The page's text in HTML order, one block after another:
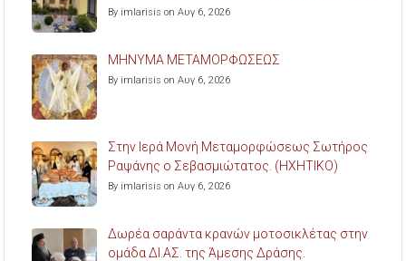
By imlarisis on Αυγ 6, 2026
ΜΗΝΥΜΑ ΜΕΤΑΜΟΡΦΩΣΕΩΣ
By imlarisis on Αυγ 6, 2026
Στην Ιερά Μονή Μεταμορφώσεως Σωτήρος
Ραψάνης ο Σεβασμιώτατος. (ΗΧΗΤΙΚΟ)
By imlarisis on Αυγ 6, 2026
Δωρέα σαράντα κρανών μοτοσικλέτας στην
ομάδα ΔΙ.ΑΣ. της Άμεσης Δράσης.